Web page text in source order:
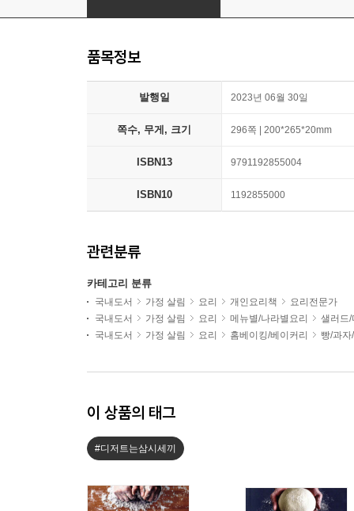
품목정보
발행일 2023년 06월 30일
쪽수, 무게, 크기 296쪽 | 200*265*20mm
ISBN13 9791192855004
ISBN10 1192855000
관련분류
카테고리 분류
국내도서 가정 살림 요리 개인요리책
요리전문가
국내도서
가정 살림 요리 메뉴별/나라별요리
샐러드/
국내도서
가정 살림 요리 홈베이킹/베이커리 빵/과자
이 상품의 태그
#디저트는삼시세끼